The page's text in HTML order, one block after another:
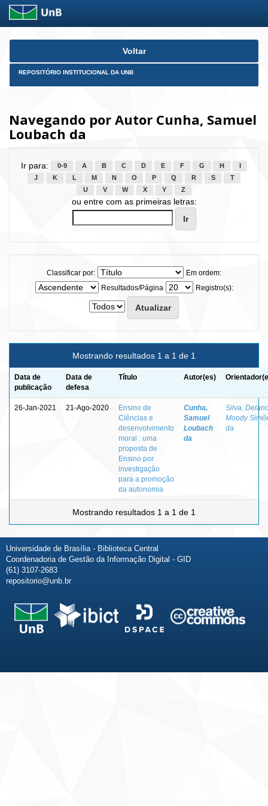
Skip
Voltar
REPOSITÓRIO INSTITUCIONAL DA UNB
Navegando por Autor Cunha, Samuel
Loubach da
Ir para: 0-9 A B C D E F G H
J
K L M N O P Q R S
T
U
V W X Y Z
ou entre com as primeiras letras:
Classificar por:
Em ordem:
Resultados/Página
Registro(s):
Mostrando resultados 1 a 1 de 1
Data de
publicação
Data de
defesa
Título Autor(es)
26-Jan-2021 21-Ago-2020
Ensino de
Ciências e
desenvolvimento
moral : uma
proposta de
Ensino por
investigação
para a promoção
da autonomia
Cunha,
Samuel
Loubach
da
Silva,
Moody
da
Mostrando resultados 1 a 1 de 1
Universidade de Brasília - Biblioteca Central
Coordenadoria de Gestão da Informação Digital - GID
(61) 3107-2683
repositorio@unb.br